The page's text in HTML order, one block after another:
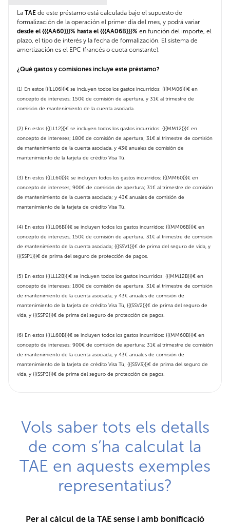
La TAE de este préstamo está calculada bajo el supuesto de
formalización de la operación el primer día del mes, y podrá variar
desde el {{{AA60}}}% hasta el {{{AA06B}}}% en función del importe, el
plazo, el tipo de interés y la fecha de formalización. El sistema de
amortización es el EPC (francés o cuota constante).
¿Qué gastos y comisiones incluye este préstamo?
(1) En estos {{{LL06}}}€ se incluyen todos los gastos incurridos: {{{MM06}}}€ en
concepto de intereses; 150€ de comisión de apertura, y 31€ al trimestre de
comisión de mantenimiento de la cuenta asociada.
(2) En estos {{{LL12}}}€ se incluyen todos los gastos incurridos: {{{MM12}}}€ en
concepto de intereses; 180€ de comisión de apertura; 31€ al trimestre de comisión
de mantenimiento de la cuenta asociada, y 43€ anuales de comisión de
mantenimiento de la tarjeta de crédito Visa Tú.
(3) En estos {{{LL60}}}€ se incluyen todos los gastos incurridos: {{{MM60}}}€ en
concepto de intereses; 900€ de comisión de apertura; 31€ al trimestre de comisión
de mantenimiento de la cuenta asociada; y 43€ anuales de comisión de
mantenimiento de la tarjeta de crédito Visa Tú.
(4) En estos {{{LL06B}}}€ se incluyen todos los gastos incurridos: {{{MM06B}}}€ en
concepto de intereses; 150€ de comisión de apertura; 31€ al trimestre de comisión
de mantenimiento de la cuenta asociada; {{{SSV1}}}€ de prima del seguro de vida, y
{{{SSP1}}}€ de prima del seguro de protección de pagos.
(5) En estos {{{LL12B}}}€ se incluyen todos los gastos incurridos: {{{MM12B}}}€ en
concepto de intereses; 180€ de comisión de apertura; 31€ al trimestre de comisión
de mantenimiento de la cuenta asociada; y 43€ anuales de comisión de
mantenimiento de la tarjeta de crédito Visa Tú, {{{SSV2}}}€ de prima del seguro de
vida, y {{{SSP2}}}€ de prima del seguro de protección de pagos.
(6) En estos {{{LL60B}}}€ se incluyen todos los gastos incurridos: {{{MM60B}}}€ en
concepto de intereses; 900€ de comisión de apertura; 31€ al trimestre de comisión
de mantenimiento de la cuenta asociada; y 43€ anuales de comisión de
mantenimiento de la tarjeta de crédito Visa Tú; {{{SSV3}}}€ de prima del seguro de
vida, y {{{SSP3}}}€ de prima del seguro de protección de pagos.
Vols saber tots els detalls
de com s’ha calculat la
TAE en aquests exemples
representatius?
Per al càlcul de la TAE sense i amb bonificació